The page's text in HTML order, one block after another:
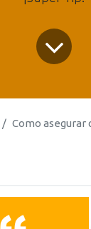
Como asegurar que tu ERP funcione con solo 1